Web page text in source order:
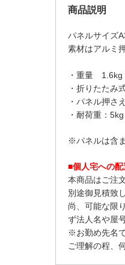
商品説明
パネルサイズ
素材はアルミ
・重量 1.6kg
・折りたたみ
・パネル押さ
・耐荷重：5kg
※パネルは含
■個人宅への
本商品はご注
別途御見積致
尚、可能な限
ず法人名や屋
※お勤め先名
ご理解の程、